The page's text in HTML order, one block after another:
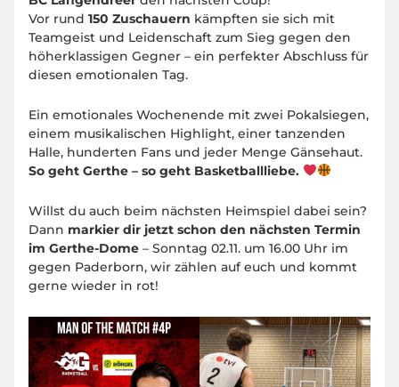
Vor rund 150 Zuschauern kämpften sie sich mit
Teamgeist und Leidenschaft zum Sieg gegen den
höherklassigen Gegner – ein perfekter Abschluss für
diesen emotionalen Tag.
Ein emotionales Wochenende mit zwei Pokalsiegen,
einem musikalischen Highlight, einer tanzenden
Halle, hunderten Fans und jeder Menge Gänsehaut.
So geht Gerthe – so geht Basketballliebe.
Willst du auch beim nächsten Heimspiel dabei sein?
Dann markier dir jetzt schon den nächsten Termin
im Gerthe-Dome – Sonntag 02.11. um 16.00 Uhr im
gegen Paderborn, wir zählen auf euch und kommt
gerne wieder in rot!